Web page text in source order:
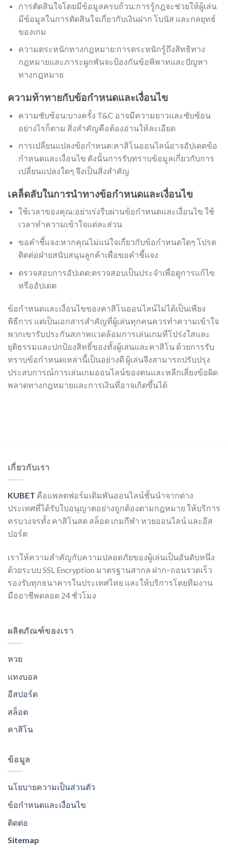
การตัดสินใจโดยมีข้อมูลครบถ้วน:การรู้กฎจะช่วยให้ผู้เล่น
มีข้อมูลในการตัดสินใจเกี่ยวกับเงินฝาก โบนัส และกลยุทธ์
ของเกม
ความตระหนักทางกฎหมาย:การตระหนักรู้ถึงสิทธิทาง
กฎหมายและภาระผูกพันจะป้องกันข้อพิพาทและปัญหา
ทางกฎหมาย
ความท้าทายกับข้อกำหนดและเงื่อนไข
ความซับซ้อน:บางครั้ง T&C อาจมีความยาวและซับซ้อน
อย่างไรก็ตาม สิ่งสำคัญคือต้องอ่านให้ละเอียด
การเปลี่ยนแปลงข้อกำหนด:คาสิโนออนไลน์อาจอัปเดตข้อ
กำหนดและเงื่อนไข ดังนั้นการรับทราบข้อมูลเกี่ยวกับการ
เปลี่ยนแปลงใดๆ จึงเป็นสิ่งสำคัญ
เคล็ดลับในการนำทางข้อกำหนดและเงื่อนไข
ใช้เวลาของคุณ:อย่าเร่งรีบผ่านข้อกำหนดและเงื่อนไข ใช้
เวลาทำความเข้าใจแต่ละส่วน
ขอคำชี้แจง:หากคุณไม่แน่ใจเกี่ยวกับข้อกำหนดใดๆ โปรด
ติดต่อฝ่ายสนับสนุนลูกค้าเพื่อขอคำชี้แจง
ตรวจสอบการอัปเดต:ตรวจสอบเป็นประจำเพื่อดูการแก้ไข
หรืออัปเดต
ข้อกำหนดและเงื่อนไขของคาสิโนออนไลน์ไม่ได้เป็นเพียง
พิธีการ แต่เป็นเอกสารสำคัญที่ผู้เล่นทุกคนควรทำความเข้าใจ
พวกเขารับประกันสภาพแวดล้อมการเล่นเกมที่โปร่งใสและ
ยุติธรรมและปกป้องสิทธิ์ของทั้งผู้เล่นและคาสิโน ด้วยการรับ
ทราบข้อกำหนดเหล่านี้เป็นอย่างดี ผู้เล่นจึงสามารถปรับปรุง
ประสบการณ์การเล่นเกมออนไลน์ของตนและหลีกเลี่ยงข้อผิด
พลาดทางกฎหมายและการเงินที่อาจเกิดขึ้นได้
เกี่ยวกับเรา
KUBET คือแพลตฟอร์มเดิมพันออนไลน์ชั้นนำจากต่าง
ประเทศที่ได้รับใบอนุญาตอย่างถูกต้องตามกฎหมาย ให้บริการ
ครบวงจรทั้ง คาสิโนสด สล็อต เกมกีฬา หวยออนไลน์ และอีส
ปอร์ต
เราให้ความสำคัญกับความปลอดภัยของผู้เล่นเป็นอันดับหนึ่ง
ด้วยระบบ SSL Encryption มาตรฐานสากล ฝาก–ถอนรวดเร็ว
รองรับทุกธนาคารในประเทศไทย และให้บริการโดยทีมงาน
มืออาชีพตลอด 24 ชั่วโมง
ผลิตภัณฑ์ของเรา
หวย
แทงบอล
อีสปอร์ต
สล็อต
คาสิโน
ข้อมูล
นโยบายความเป็นส่วนตัว
ข้อกำหนดและเงื่อนไข
ติดต่อ
Sitemap